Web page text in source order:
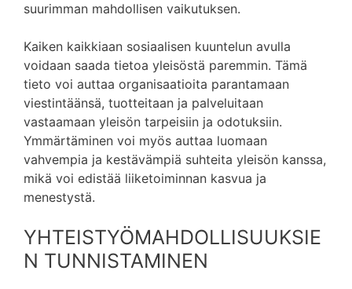
suurimman mahdollisen vaikutuksen.
Kaiken kaikkiaan sosiaalisen kuuntelun avulla
voidaan saada tietoa yleisöstä paremmin. Tämä
tieto voi auttaa organisaatioita parantamaan
viestintäänsä, tuotteitaan ja palveluitaan
vastaamaan yleisön tarpeisiin ja odotuksiin.
Ymmärtäminen voi myös auttaa luomaan
vahvempia ja kestävämpiä suhteita yleisön kanssa,
mikä voi edistää liiketoiminnan kasvua ja
menestystä.
YHTEISTYÖMAHDOLLISUUKSIE
N TUNNISTAMINEN